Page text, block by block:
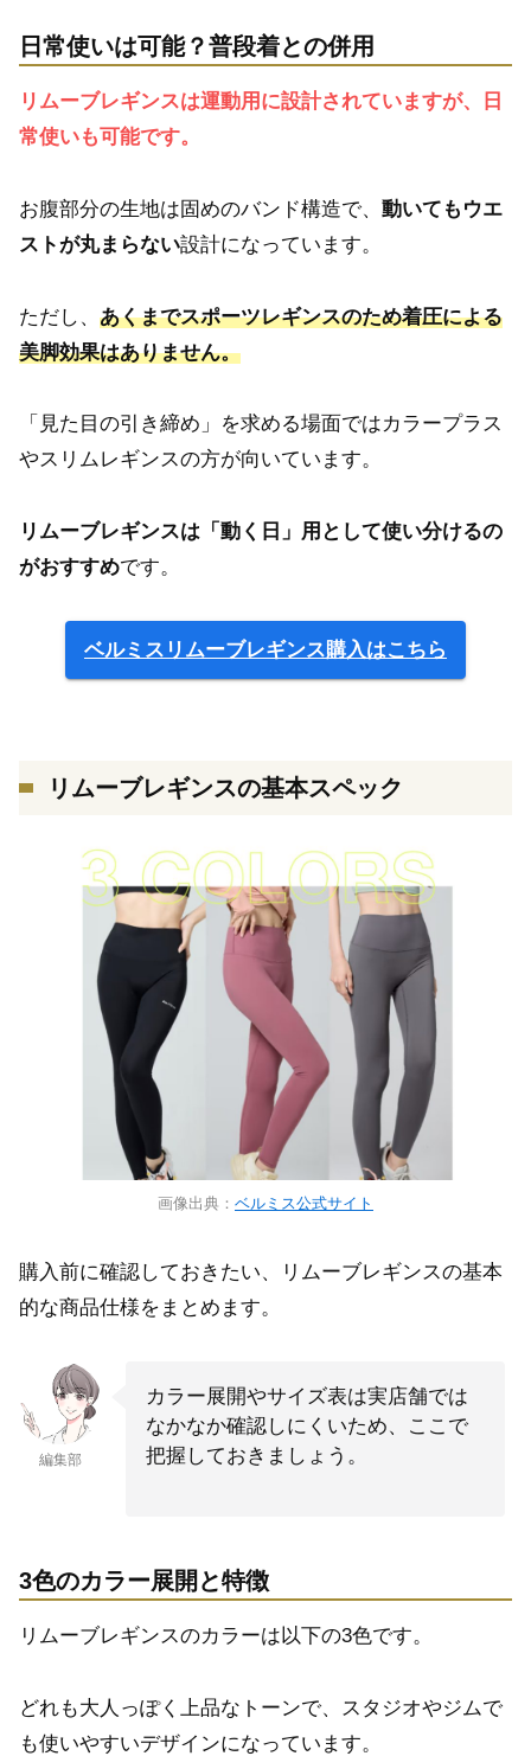
日常使いは可能？普段着との併用
リムーブレギンスは運動用に設計されていますが、日
常使いも可能です。
お腹部分の生地は固めのバンド構造で、 動いてもウエ
ストが丸まらない設計になっています。
ただし、 あくまでスポーツレギンスのため着圧による
美脚効果はありません。
「見た目の引き締め」を求める場面ではカラープラス
やスリムレギンスの方が向いています。
リムーブレギンスは「動く日」用として使い分けるの
がおすすめです。
ベルミスリムーブレギンス購入はこちら
リムーブレギンスの基本スペック
画像出典： ベルミス公式サイト
購入前に確認しておきたい、リムーブレギンスの基本
的な商品仕様をまとめます。
編集部
カラー展開やサイズ表は実店舗では
なかなか確認しにくいため、ここで
把握しておきましょう。
3色のカラー展開と特徴
リムーブレギンスのカラーは以下の3色です。
どれも大人っぽく上品なトーンで、スタジオやジムで
も使いやすいデザインになっています。